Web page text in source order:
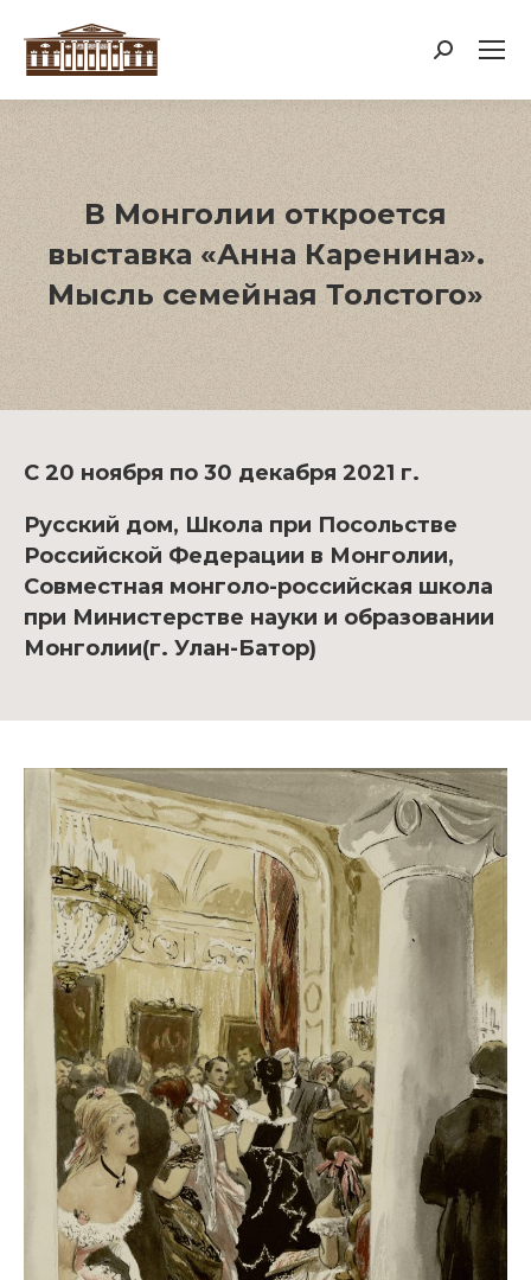
Поиск:
В Монголии откроется
выставка «Анна Каренина».
Мысль семейная Толстого»
С 20 ноября по 30 декабря 2021 г.
Русский дом, Школа при Посольстве
Российской Федерации в Монголии,
Совместная монголо-российская школа
при Министерстве науки и образовании
Монголии(г. Улан-Батор)